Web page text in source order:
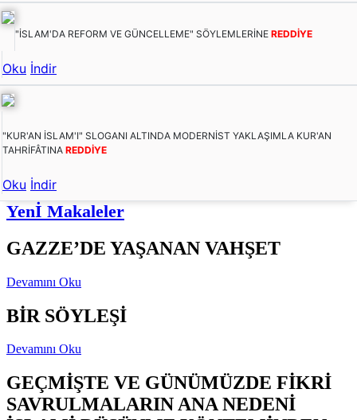
"İSLAM'DA REFORM VE GÜNCELLEME" SÖYLEMLERİNE REDDİYE
Oku İndir
"KUR'AN İSLAM'I" SLOGANI ALTINDA MODERNİST YAKLAŞIMLA KUR'AN
TAHRİFÂTINA REDDİYE
Oku İndir
Yenİ Makaleler
GAZZE’DE YAŞANAN VAHŞET
Devamını Oku
BİR SÖYLEŞİ
Devamını Oku
GEÇMİŞTE VE GÜNÜMÜZDE FİKRİ
SAVRULMALARIN ANA NEDENİ